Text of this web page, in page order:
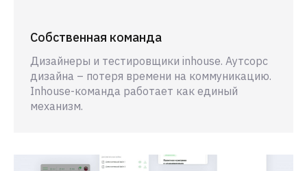
Собственная команда
Дизайнеры и тестировщики inhouse. Аутсорс
дизайна – потеря времени на коммуникацию.
Inhouse-команда работает как единый
механизм.